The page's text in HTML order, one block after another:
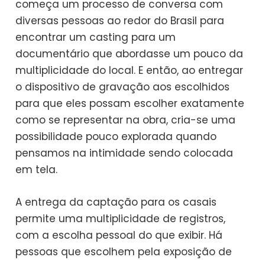
começa um processo de conversa com
diversas pessoas ao redor do Brasil para
encontrar um casting para um
documentário que abordasse um pouco da
multiplicidade do local. E então, ao entregar
o dispositivo de gravação aos escolhidos
para que eles possam escolher exatamente
como se representar na obra, cria-se uma
possibilidade pouco explorada quando
pensamos na intimidade sendo colocada
em tela.
A entrega da captação para os casais
permite uma multiplicidade de registros,
com a escolha pessoal do que exibir. Há
pessoas que escolhem pela exposição de